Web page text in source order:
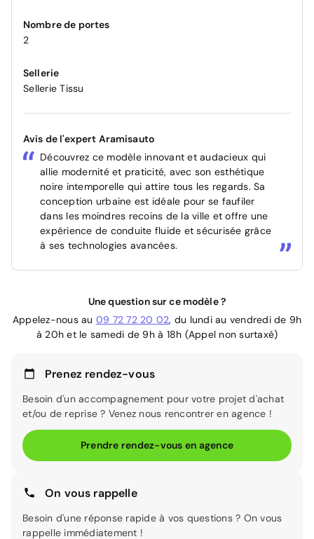
Nombre de portes
2
Sellerie
Sellerie Tissu
Avis de l'expert Aramisauto
Découvrez ce modèle innovant et audacieux qui
allie modernité et praticité, avec son esthétique
noire intemporelle qui attire tous les regards. Sa
conception urbaine est idéale pour se faufiler
dans les moindres recoins de la ville et offre une
expérience de conduite fluide et sécurisée grâce
à ses technologies avancées.
Une question sur ce modèle ?
Appelez-nous au 09 72 72 20 02, du lundi au vendredi de 9h
à 20h et le samedi de 9h à 18h (Appel non surtaxé)
Prenez rendez-vous
Besoin d'un accompagnement pour votre projet d'achat
et/ou de reprise ? Venez nous rencontrer en agence !
Prendre rendez-vous en agence
On vous rappelle
Besoin d'une réponse rapide à vos questions ? On vous
rappelle immédiatement !